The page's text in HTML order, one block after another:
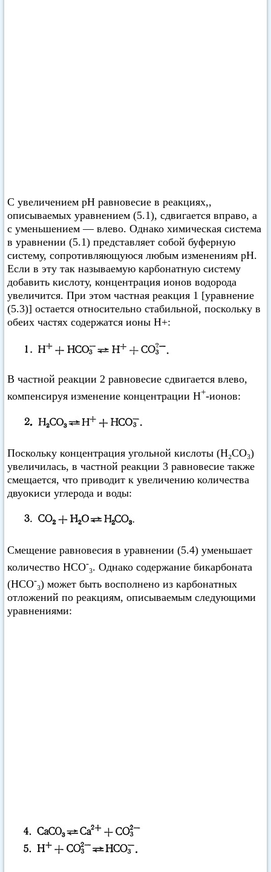
С увеличением pH равновесие в реакциях,,
описываемых уравнением (5.1), сдвигается вправо, а
с уменьшением — влево. Однако химическая система
в уравнении (5.1) представляет собой буферную
систему, сопротивляющуюся любым изменениям pH.
Если в эту так называемую карбонатную систему
добавить кислоту, концентрация ионов водорода
увеличится. При этом частная реакция 1 [уравнение
(5.3)] остается относительно стабильной, поскольку в
обеих частях содержатся ионы Н+:
В частной реакции 2 равновесие сдвигается влево,
компенсируя изменение концентрации Н+-ионов:
Поскольку концентрация угольной кислоты (Н₂СO₃)
увеличилась, в частной реакции 3 равновесие также
смещается, что приводит к увеличению количества
двуокиси углерода и воды:
Смещение равновесия в уравнении (5.4) уменьшает
количество НСО-₃. Однако содержание бикарбоната
(НСО-₃) может быть восполнено из карбонатных
отложений по реакциям, описываемым следующими
уравнениями: